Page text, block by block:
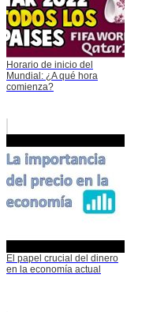
Horario de inicio del
Mundial: ¿A qué hora
comienza?
El papel crucial del dinero
en la economía actual